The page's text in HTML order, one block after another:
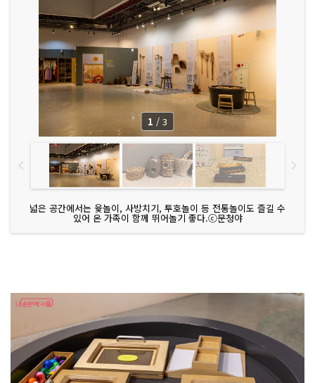
넓은 공간에서는 윷놀이, 사방치기, 투호놀이 등 전통놀이도 즐길 수
있어 온 가족이 함께 뛰어놀기 좋다.ⓒ문청야
1 / 3